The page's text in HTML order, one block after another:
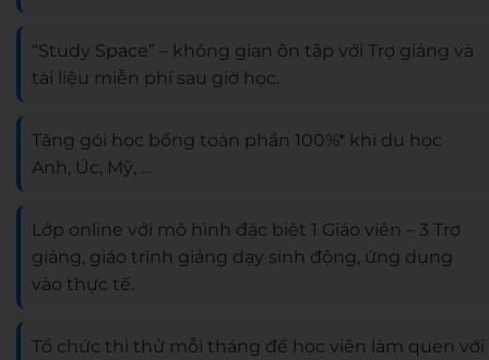
“Study Space” – không gian ôn tập với Trợ giảng và
tài liệu miễn phí sau giờ học.
Tặng gói học bổng toàn phần 100%* khi du học
Anh, Úc, Mỹ, …
Lớp online với mô hình đặc biệt 1 Giáo viên – 3 Trợ
giảng, giáo trình giảng dạy sinh động, ứng dụng
vào thực tế.
Tổ chức thi thử mỗi tháng để học viên làm quen với